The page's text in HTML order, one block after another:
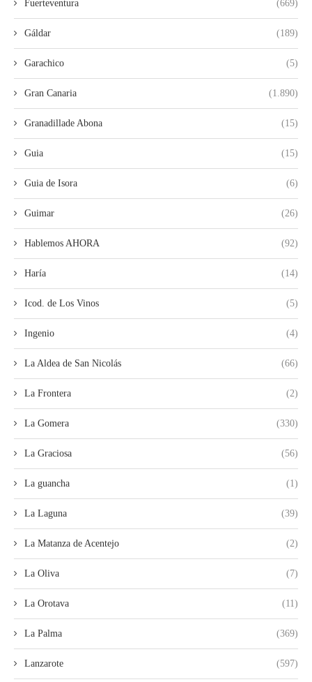
Fuerteventura (669)
Gáldar (189)
Garachico (5)
Gran Canaria (1.890)
Granadillade Abona (15)
Guia (15)
Guia de Isora (6)
Guimar (26)
Hablemos AHORA (92)
Haría (14)
Icod. de Los Vinos (5)
Ingenio (4)
La Aldea de San Nicolás (66)
La Frontera (2)
La Gomera (330)
La Graciosa (56)
La guancha (1)
La Laguna (39)
La Matanza de Acentejo (2)
La Oliva (7)
La Orotava (11)
La Palma (369)
Lanzarote (597)